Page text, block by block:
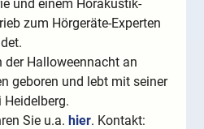
und einem Hörakustik-
zum Hörgeräte-Experten
der Halloweennacht an
geboren und lebt mit seiner
Heidelberg.
Sie u.a.hier. Kontakt: